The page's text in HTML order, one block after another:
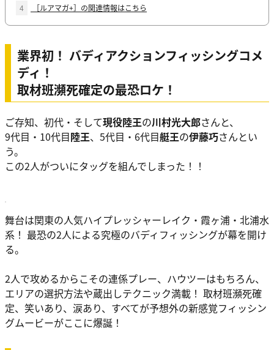
4
［ルアマガ+］の関連情報はこちら
業界初！ バディアクションフィッシングコメ
ディ！
取材班瀕死確定の最恐ロケ！
ご存知、初代・そして現役陸王の川村光大郎さんと、
9代目・10代目陸王、5代目・6代目艇王の伊藤巧さんとい
う。
この2人がついにタッグを組んでしまった！！
舞台は関東の人気ハイプレッシャーレイク・霞ヶ浦・北浦水
系！ 最恐の2人による究極のバディフィッシングが幕を開け
る。
2人で攻めるからこその連係プレー、ハウツーはもちろん、
エリアの選択方法や蔵出しテクニック満載！ 取材班瀕死確
定、笑いあり、涙あり、すべてが予想外の新感覚フィッシン
グムービーがここに爆誕！